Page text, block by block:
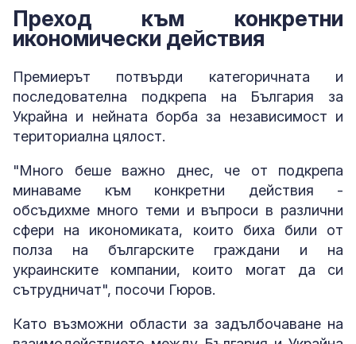
Преход към конкретни
икономически действия
Премиерът потвърди категоричната и
последователна подкрепа на България за
Украйна и нейната борба за независимост и
териториална цялост.
"Много беше важно днес, че от подкрепа
минаваме към конкретни действия -
обсъдихме много теми и въпроси в различни
сфери на икономиката, които биха били от
полза на българските граждани и на
украинските компании, които могат да си
сътрудничат", посочи Гюров.
Като възможни области за задълбочаване на